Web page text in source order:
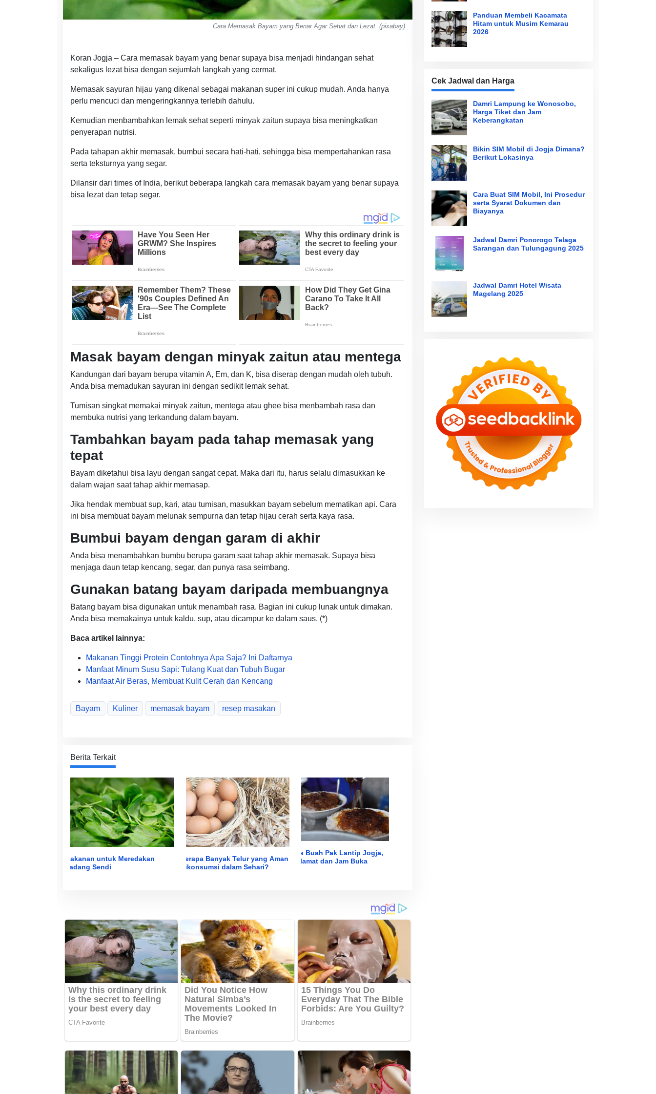
Cara Memasak Bayam yang Benar Agar Sehat dan Lezat. (pixabay)
Koran Jogja – Cara memasak bayam yang benar supaya bisa menjadi hindangan sehat
sekaligus lezat bisa dengan sejumlah langkah yang cermat.
Memasak sayuran hijau yang dikenal sebagai makanan super ini cukup mudah. Anda hanya
perlu mencuci dan mengeringkannya terlebih dahulu.
Kemudian menbambahkan lemak sehat seperti minyak zaitun supaya bisa meningkatkan
penyerapan nutrisi.
Pada tahapan akhir memasak, bumbui secara hati-hati, sehingga bisa mempertahankan rasa
serta teksturnya yang segar.
Dilansir dari times of India, berikut beberapa langkah cara memasak bayam yang benar supaya
bisa lezat dan tetap segar.
Masak bayam dengan minyak zaitun atau mentega
Kandungan dari bayam berupa vitamin A, Em, dan K, bisa diserap dengan mudah oleh tubuh.
Anda bisa memadukan sayuran ini dengan sedikit lemak sehat.
Tumisan singkat memakai minyak zaitun, mentega atau ghee bisa menbambah rasa dan
membuka nutrisi yang terkandung dalam bayam.
Tambahkan bayam pada tahap memasak yang
tepat
Bayam diketahui bisa layu dengan sangat cepat. Maka dari itu, harus selalu dimasukkan ke
dalam wajan saat tahap akhir memasap.
Jika hendak membuat sup, kari, atau tumisan, masukkan bayam sebelum mematikan api. Cara
ini bisa membuat bayam melunak sempurna dan tetap hijau cerah serta kaya rasa.
Bumbui bayam dengan garam di akhir
Anda bisa menambahkan bumbu berupa garam saat tahap akhir memasak. Supaya bisa
menjaga daun tetap kencang, segar, dan punya rasa seimbang.
Gunakan batang bayam daripada membuangnya
Batang bayam bisa digunakan untuk menambah rasa. Bagian ini cukup lunak untuk dimakan.
Anda bisa memakainya untuk kaldu, sup, atau dicampur ke dalam saus. (*)
Baca artikel lainnya:
Makanan Tinggi Protein Contohnya Apa Saja? Ini Daftarnya
Manfaat Minum Susu Sapi: Tulang Kuat dan Tubuh Bugar
Manfaat Air Beras, Membuat Kulit Cerah dan Kencang
Bayam Kuliner memasak bayam resep masakan
Berita Terkait
Makanan untuk Meredakan
Radang Sendi
Berapa Banyak Telur yang Aman
Dikonsumsi dalam Sehari?
Es Buah Pak Lantip Jogja,
Alamat dan Jam Buka
Panduan Membeli Kacamata
Hitam untuk Musim Kemarau
2026
Cek Jadwal dan Harga
Damri Lampung ke Wonosobo,
Harga Tiket dan Jam
Keberangkatan
Bikin SIM Mobil di Jogja Dimana?
Berikut Lokasinya
Cara Buat SIM Mobil, Ini Prosedur
serta Syarat Dokumen dan
Biayanya
Jadwal Damri Ponorogo Telaga
Sarangan dan Tulungagung 2025
Jadwal Damri Hotel Wisata
Magelang 2025